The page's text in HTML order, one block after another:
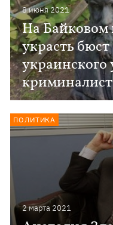
8 июня 2021
На Байковом
украсть
украинского
2 марта 2021
ПОЛИТИКА